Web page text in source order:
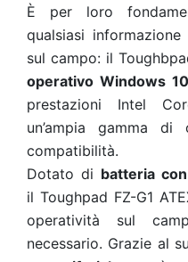
È per loro
qualsiasi
sul campo: il
operativo Windows
prestazioni Intel
un’ampia gamma
compatibilità.
Dotato di batteria
il Toughpad FZ-G1
operatività sul
necessario. Grazie al